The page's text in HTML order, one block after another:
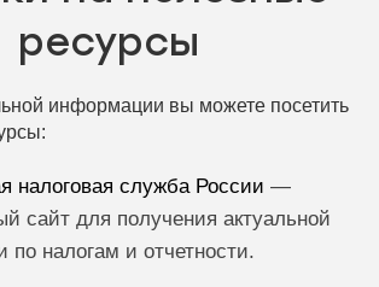
ресурсы
информации вы можете посетить
налоговая служба России —
сайт для получения актуальной
налогам и отчетности.